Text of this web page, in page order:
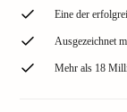
Eine der
Ausgezeichnet
Mehr als 18